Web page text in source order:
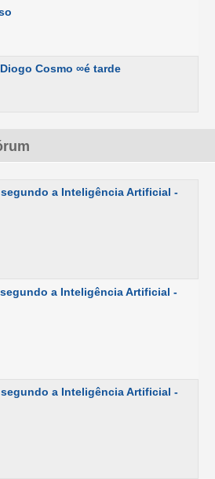
Cosmo ∞é tarde
a Inteligência Artificial -
a Inteligência Artificial -
a Inteligência Artificial -